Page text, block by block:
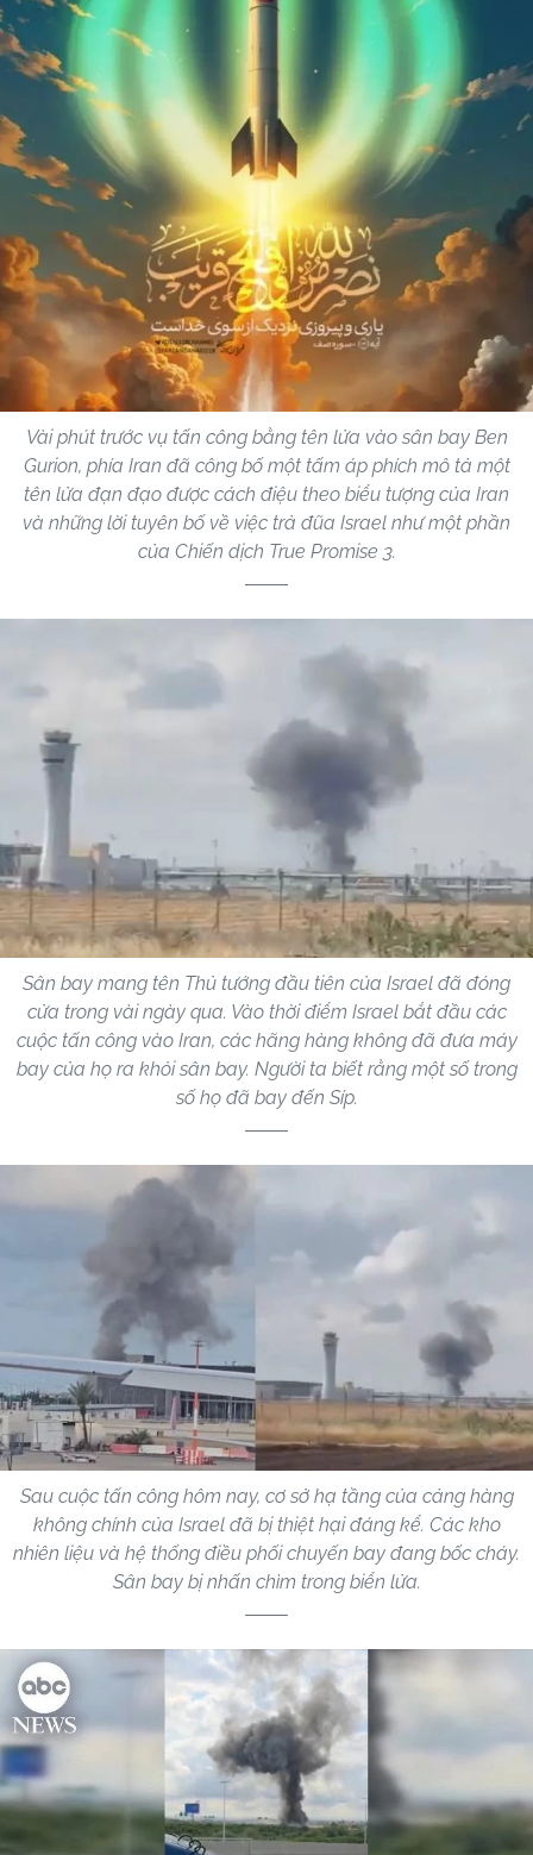
Vài phút trước vụ tấn công bằng tên lửa vào sân bay Ben
Gurion, phía Iran đã công bố một tấm áp phích mô tả một
tên lửa đạn đạo được cách điệu theo biểu tượng của Iran
và những lời tuyên bố về việc trả đũa Israel như một phần
của Chiến dịch True Promise 3.
Sân bay mang tên Thủ tướng đầu tiên của Israel đã đóng
cửa trong vài ngày qua. Vào thời điểm Israel bắt đầu các
cuộc tấn công vào Iran, các hãng hàng không đã đưa máy
bay của họ ra khỏi sân bay. Người ta biết rằng một số trong
số họ đã bay đến Síp.
Sau cuộc tấn công hôm nay, cơ sở hạ tầng của cảng hàng
không chính của Israel đã bị thiệt hại đáng kể. Các kho
nhiên liệu và hệ thống điều phối chuyến bay đang bốc cháy.
Sân bay bị nhấn chìm trong biển lửa.